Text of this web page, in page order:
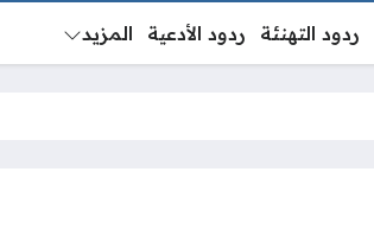
ردود التهنئة ردود الأدعية المزيد